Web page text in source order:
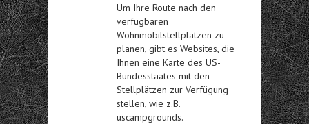
Um Ihre Route nach den
verfügbaren
Wohnmobilstellplätzen zu
planen, gibt es Websites, die
Ihnen eine Karte des US-
Bundesstaates mit den
Stellplätzen zur Verfügung
stellen, wie z.B.
uscampgrounds.